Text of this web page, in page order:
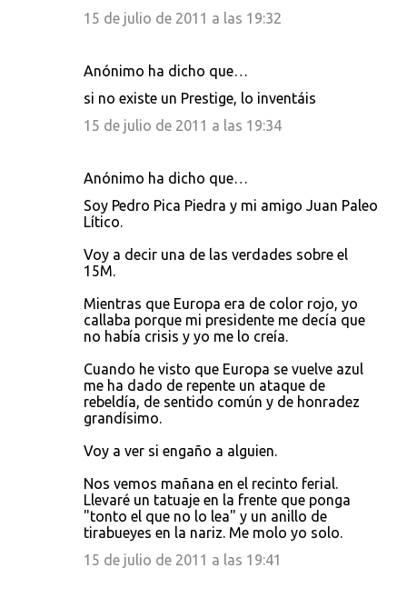
15 de julio de 2011 a las 19:32
Anónimo ha dicho que…
si no existe un Prestige, lo inventáis
15 de julio de 2011 a las 19:34
Anónimo ha dicho que…
Soy Pedro Pica Piedra y mi amigo Juan Paleo
Lítico.
Voy a decir una de las verdades sobre el
15M.
Mientras que Europa era de color rojo, yo
callaba porque mi presidente me decía que
no había crisis y yo me lo creía.
Cuando he visto que Europa se vuelve azul
me ha dado de repente un ataque de
rebeldía, de sentido común y de honradez
grandísimo.
Voy a ver si engaño a alguien.
Nos vemos mañana en el recinto ferial.
Llevaré un tatuaje en la frente que ponga
"tonto el que no lo lea" y un anillo de
tirabueyes en la nariz. Me molo yo solo.
15 de julio de 2011 a las 19:41